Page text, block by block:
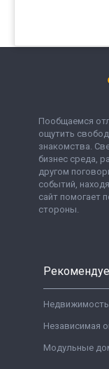
Пообщаемся
ощутить
знакомства.
бизнес среда,
другом
событий,
сайт помогает
стороны.
Независимая
Модульные